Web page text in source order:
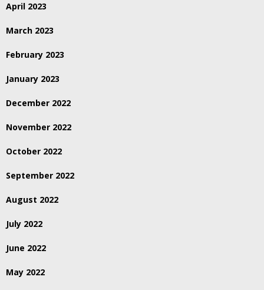
April 2023
March 2023
February 2023
January 2023
December 2022
November 2022
October 2022
September 2022
August 2022
July 2022
June 2022
May 2022